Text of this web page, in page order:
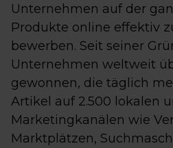
Unternehmen auf der
Produkte online effektiv
bewerben. Seit seiner
Unternehmen weltweit
gewonnen, die täglich
Artikel auf 2.500 lokalen
Marketingkanälen wie
Marktplätzen,